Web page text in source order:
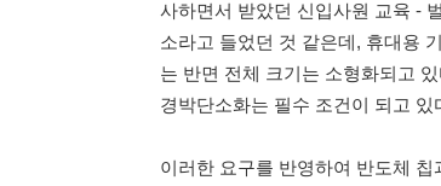
사하면서 받았던 신입사원 교육 -
소라고 들었던 것 같은데, 휴대용
는 반면 전체 크기는 소형화되고
경박단소화는 필수 조건이 되고 있
이러한 요구를 반영하여 반도체 칩